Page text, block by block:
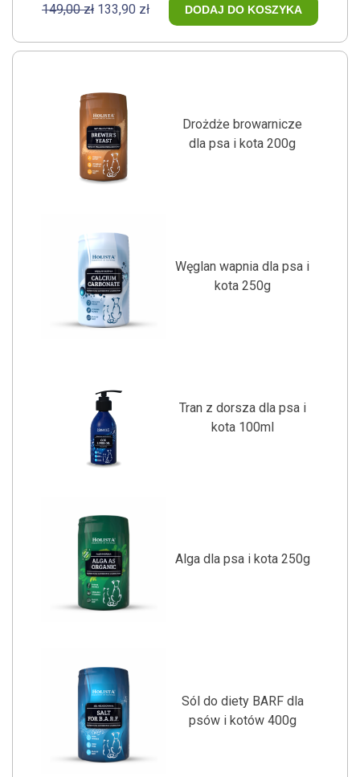
149,00 zł 133,90 zł DODAJ DO KOSZYKA
Drożdże browarnicze
dla psa i kota 200g
Węglan wapnia dla psa i
kota 250g
Tran z dorsza dla psa i
kota 100ml
Alga dla psa i kota 250g
Sól do diety BARF dla
psów i kotów 400g